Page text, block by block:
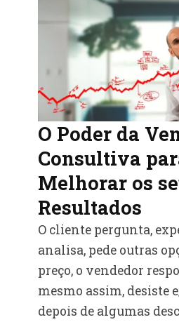
O Poder da
Consultiva
Melhorar os
Resultados
O cliente pergunta,
analisa, pede outras
preço, o vendedor
mesmo assim, desiste
depois de algumas